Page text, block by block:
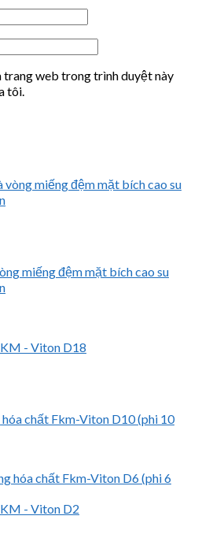
trang web trong trình duyệt này
tôi.
miếng đệm mặt bích cao su
hóa chất Fkm-Viton D10 (phi 10